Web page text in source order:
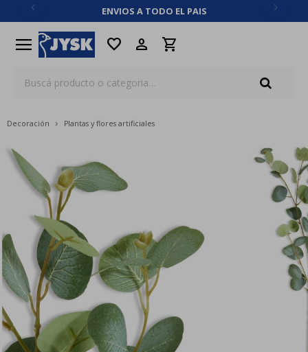
ENVIOS A TODO EL PAIS
menu favorite
Decoración Plantas y flores artificiales
close